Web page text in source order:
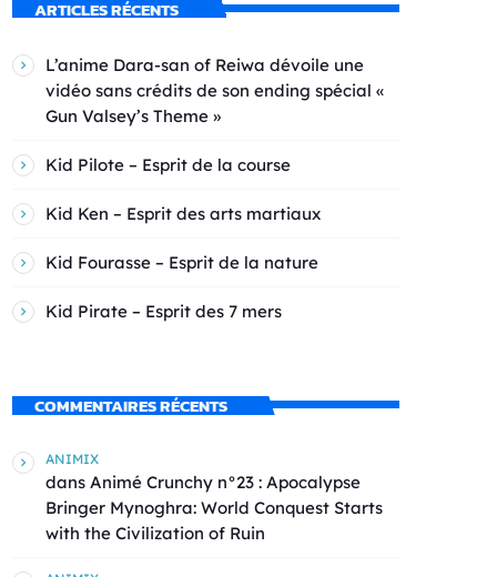
ARTICLES RÉCENTS
L’anime Dara-san of Reiwa dévoile une
vidéo sans crédits de son ending spécial «
Gun Valsey’s Theme »
Kid Pilote – Esprit de la course
Kid Ken – Esprit des arts martiaux
Kid Fourasse – Esprit de la nature
Kid Pirate – Esprit des 7 mers
COMMENTAIRES RÉCENTS
ANIMIX
dans Animé Crunchy n°23 : Apocalypse
Bringer Mynoghra: World Conquest Starts
with the Civilization of Ruin